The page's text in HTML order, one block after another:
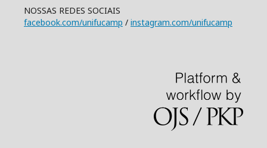
NOSSAS REDES SOCIAIS
facebook.com/unifucamp / instagram.com/unifucamp